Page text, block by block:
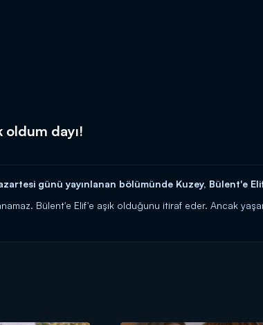
oldum dayı!
günü yayınlanan bölümünde Kuzey, Bülent'e
Bülent'e Elif'e aşık olduğunu itiraf eder. Ancak